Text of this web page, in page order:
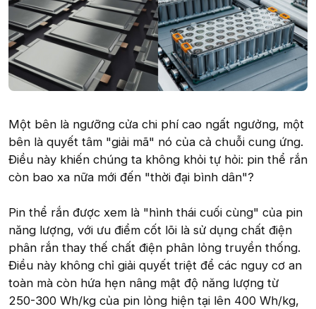
Một bên là ngưỡng cửa chi phí cao ngất ngưởng, một
bên là quyết tâm "giải mã" nó của cả chuỗi cung ứng.
Điều này khiến chúng ta không khỏi tự hỏi: pin thể rắn
còn bao xa nữa mới đến "thời đại bình dân"?
Pin thể rắn được xem là "hình thái cuối cùng" của pin
năng lượng, với ưu điểm cốt lõi là sử dụng chất điện
phân rắn thay thế chất điện phân lỏng truyền thống.
Điều này không chỉ giải quyết triệt để các nguy cơ an
toàn mà còn hứa hẹn nâng mật độ năng lượng từ
250-300 Wh/kg của pin lỏng hiện tại lên 400 Wh/kg,